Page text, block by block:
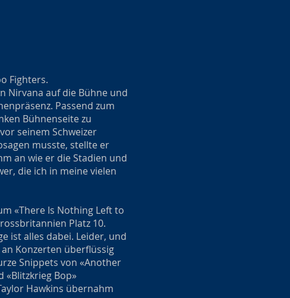
Fighters.
Nirvana auf die Bühne und
Passend zum
Bühnenseite zu
seinem Schweizer
musste, stellte er
an wie er die Stadien und
die ich in meine vielen
«There Is Nothing Left to
Platz 10.
ist alles dabei. Leider, und
Konzerten überflüssig
Snippets von «Another
«Blitzkrieg Bop»
Hawkins übernahm